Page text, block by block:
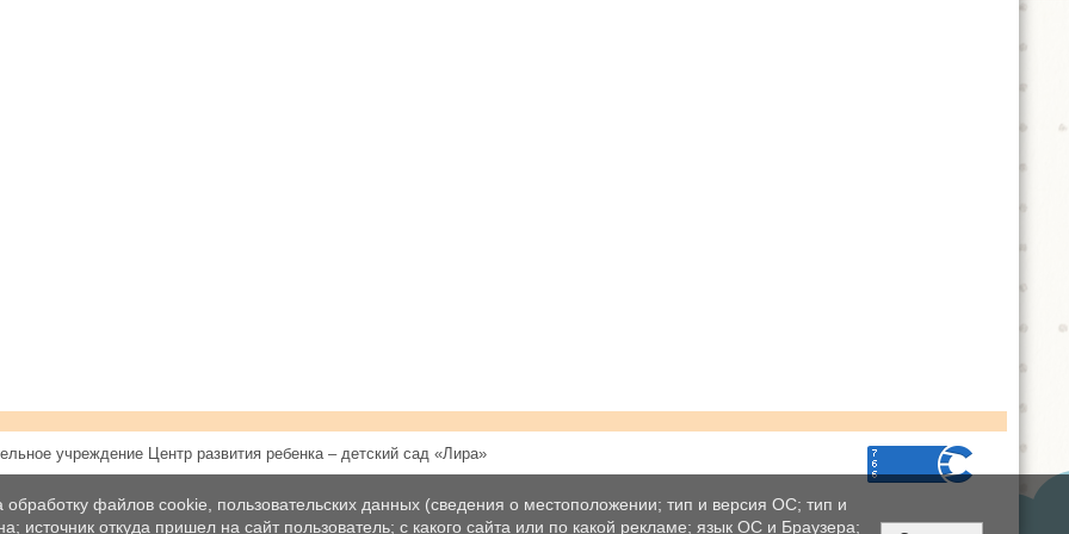
учреждение Центр развития ребенка – детский сад «Лира»
файлов cookie, пользовательских данных (сведения о местоположении; тип и версия ОС; тип и
источник откуда пришел на сайт пользователь; с какого сайта или по какой рекламе; язык ОС и Браузера;